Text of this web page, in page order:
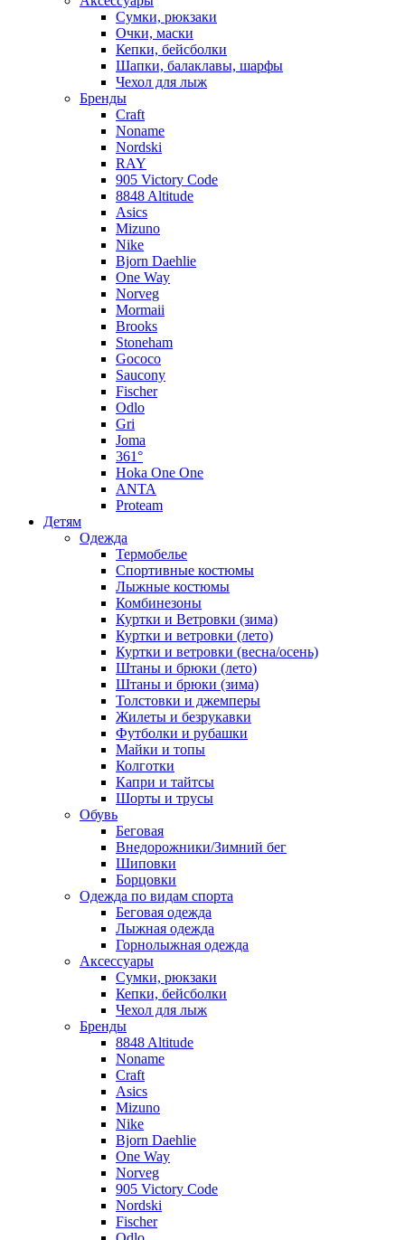
Сумки, рюкзаки
Очки, маски
Кепки, бейсболки
Шапки, балаклавы, шарфы
Чехол для лыж
Бренды
Craft
Noname
Nordski
RAY
905 Victory Code
8848 Altitude
Asics
Mizuno
Nike
Bjorn Daehlie
One Way
Norveg
Mormaii
Brooks
Stoneham
Gococo
Saucony
Fischer
Odlo
Gri
Joma
361°
Hoka One One
ANTA
Proteam
Детям
Одежда
Термобелье
Спортивные костюмы
Лыжные костюмы
Комбинезоны
Куртки и Ветровки (зима)
Куртки и ветровки (лето)
Куртки и ветровки (весна/осень)
Штаны и брюки (лето)
Штаны и брюки (зима)
Толстовки и джемперы
Жилеты и безрукавки
Футболки и рубашки
Майки и топы
Колготки
Капри и тайтсы
Шорты и трусы
Обувь
Беговая
Внедорожники/Зимний бег
Шиповки
Борцовки
Одежда по видам спорта
Беговая одежда
Лыжная одежда
Горнолыжная одежда
Аксессуары
Сумки, рюкзаки
Кепки, бейсболки
Чехол для лыж
Бренды
8848 Altitude
Noname
Craft
Asics
Mizuno
Nike
Bjorn Daehlie
One Way
Norveg
905 Victory Code
Nordski
Fischer